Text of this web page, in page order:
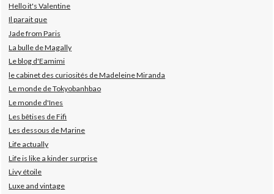
Hello it's Valentine
Il parait que
Jade from Paris
La bulle de Magally
Le blog d'Eamimi
le cabinet des curiosités de Madeleine Miranda
Le monde de Tokyobanhbao
Le monde d'Ines
Les bêtises de Fifi
Les dessous de Marine
Life actually
Life is like a kinder surprise
Livy étoile
Luxe and vintage